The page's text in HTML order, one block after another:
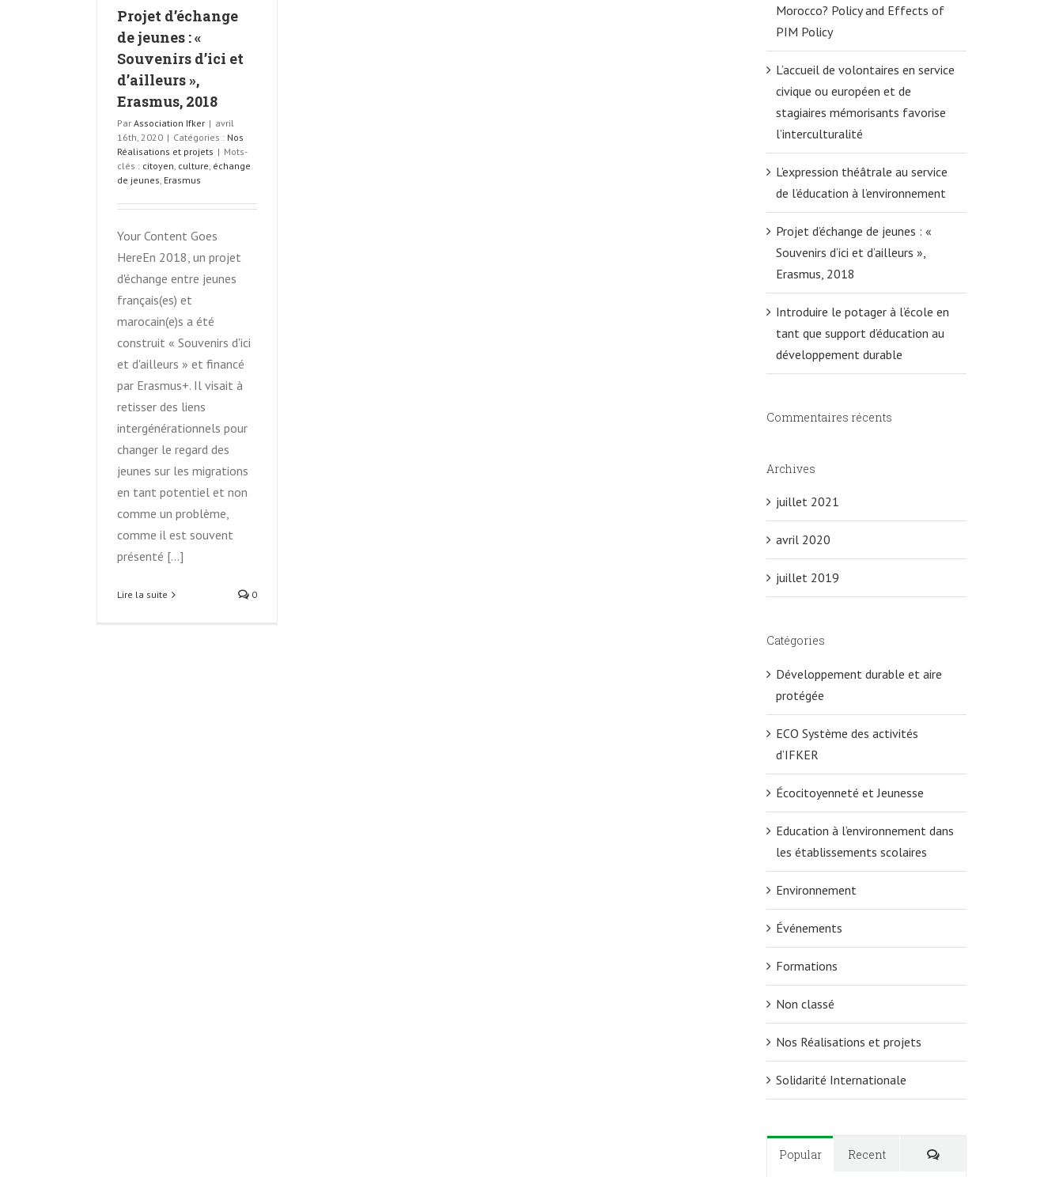
Projet d’échange
de jeunes : «
Souvenirs d’ici et
d’ailleurs »,
Erasmus, 2018
Par Association Ifker | avril
16th, 2020 | Catégories : Nos
Réalisations et projets | Mots-
clés : citoyen, culture, échange
de jeunes, Erasmus
Your Content Goes
HereEn 2018, un projet
d'échange entre jeunes
français(es) et
marocain(e)s a été
construit « Souvenirs d'ici
et d'ailleurs » et financé
par Erasmus+. Il visait à
retisser des liens
intergénérationnels pour
changer le regard des
jeunes sur les migrations
en tant potentiel et non
comme un problème,
comme il est souvent
présenté [...]
Lire la suite 0
Morocco? Policy and Effects of
PIM Policy
L’accueil de volontaires en service
civique ou européen et de
stagiaires mémorisants favorise
l’interculturalité
L’expression théâtrale au service
de l’éducation à l’environnement
Projet d’échange de jeunes : «
Souvenirs d’ici et d’ailleurs »,
Erasmus, 2018
Introduire le potager à l’école en
tant que support d’éducation au
développement durable
Commentaires récents
Archives
juillet 2021
avril 2020
juillet 2019
Catégories
Développement durable et aire
protégée
ECO Système des activités
d’IFKER
Écocitoyenneté et Jeunesse
Education à l’environnement dans
les établissements scolaires
Environnement
Événements
Formations
Non classé
Nos Réalisations et projets
Solidarité Internationale
Popular Recent Commentaires